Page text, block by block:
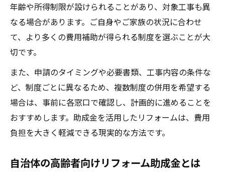
年齢や所得制限が設けられることがあり、対象工事も異
なる場合があります。ご自身やご家族の状況に合わせ
て、より多くの費用補助が得られる制度を選ぶことが大
切です。
また、申請のタイミングや必要書類、工事内容の条件な
ど、制度ごとに異なるため、複数制度の併用を希望する
場合は、事前に各窓口で確認し、計画的に進めることを
おすすめします。助成金を活用したリフォームは、費用
負担を大きく軽減できる現実的な方法です。
自治体の高齢者向けリフォーム助成金とは